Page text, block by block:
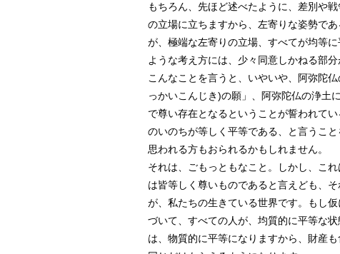
もちろん、先ほど述べたように、差別や
の立場に立ちますから、左寄りな姿勢で
が、極端な左寄りの立場、すべてが均等
ような考え方には、少々同意しかねる部分
こんなことを言うと、いやいや、阿弥陀
っかいこんじき)の願」、阿弥陀仏の浄土
で尊い存在となるということが誓われて
のいのちが等しく平等である、と言うこと
思われる方もおられるかもしれません。
それは、ごもっともなこと。しかし、こ
は皆等しく尊いものであると言えども、
が、私たちの生きている世界です。もし
づいて、すべての人が、均質的に平等な
は、物質的に平等になりますから、財産も